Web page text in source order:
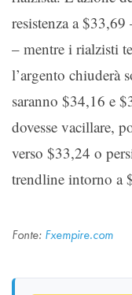
resistenza a
– mentre i rialzisti
l’argento chiuderà
saranno $34,16 e
dovesse vacillare,
verso $33,24 o
trendline intorno a
Fonte: Fxempire.com